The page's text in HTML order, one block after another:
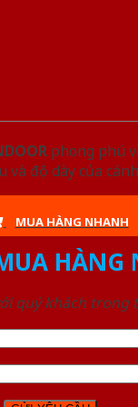
phong phú
độ dày của
MUA HÀNG NHANH
HÀNG
quý khách